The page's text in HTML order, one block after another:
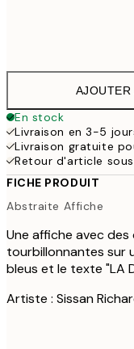
En stock
Livraison en 3-5
Livraison gratuite
Retour d'article
FICHE PRODUIT
Abstraite Affiche
Une affiche avec
tourbillonnantes sur
bleus et le texte "LA
Artiste : Sissan